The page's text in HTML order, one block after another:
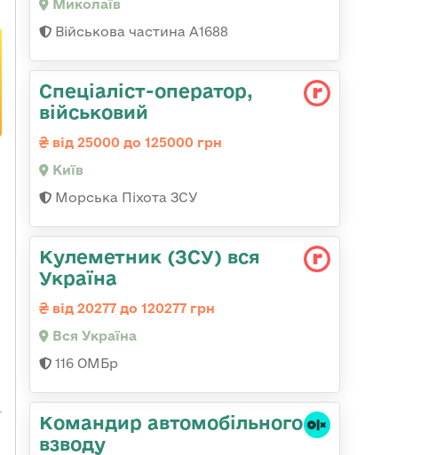
Миколаїв
Військова частина А1688
Спеціаліст-оператор,
військовий
від 25000 до 125000 грн
Київ
Морська Піхота ЗСУ
Кулеметник (ЗСУ) вся
Україна
від 20277 до 120277 грн
Вся Україна
116 ОМБр
Командир автомобільного
взводу